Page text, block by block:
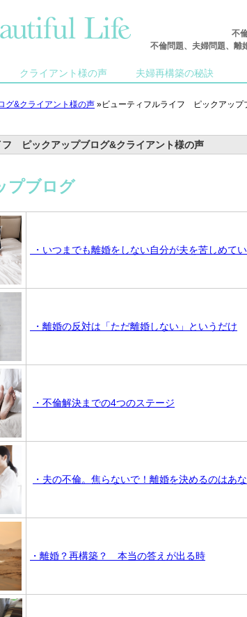
不
不倫問題、夫婦問題、離
クライアント様の声 夫婦再構築の秘訣
グ&クライアント様の声 »ビューティフルライフ ピックアップ
フ ピックアップブログ&クライアント様の声
プブログ
・いつまでも離婚をしない自分が夫を苦しめて
・離婚の反対は「ただ離婚しない」というだけ
・不倫解決までの4つのステージ
・夫の不倫。焦らないで！離婚を決めるのはあ
・離婚？再構築？ 本当の答えが出る時